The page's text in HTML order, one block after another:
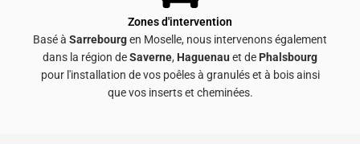
Zones d'intervention
Basé à Sarrebourgen Moselle, nous intervenons également
dans la région deSaverne, Haguenau et de Phalsbourg
pour l'installation de vos poêles à granulés et à bois ainsi
que vos inserts et cheminées.